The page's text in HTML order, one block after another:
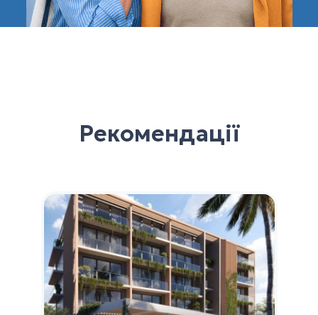
Рекомендації